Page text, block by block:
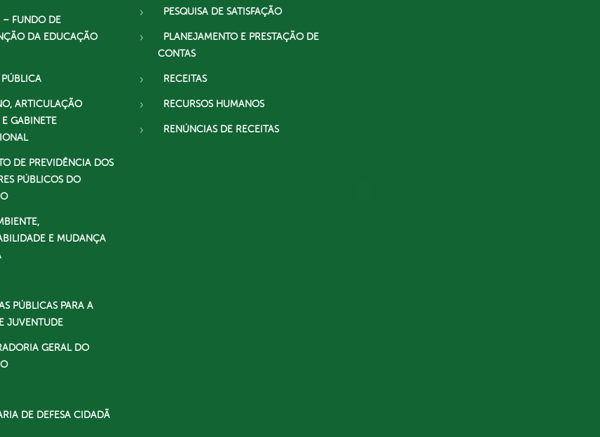
– FUNDO DE
DA EDUCAÇÃO
ARTICULAÇÃO
GABINETE
DE PREVIDÊNCIA DOS
PÚBLICOS DO
E MUDANÇA
PÚBLICAS PARA A
JUVENTUDE
GERAL DO
DE DEFESA CIDADÃ
PESQUISA DE SATISFAÇÃO
PLANEJAMENTO E PRESTAÇÃO DE
CONTAS
RECEITAS
RECURSOS HUMANOS
RENÚNCIAS DE RECEITAS